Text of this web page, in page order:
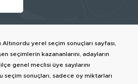
yerel seçim sonuçları sayfası,
seçimlerin kazananlarını, adayların
genel meclisi üye sayılarını
seçim sonuçları, sadece oy miktarları